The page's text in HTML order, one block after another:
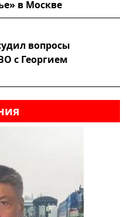
в Москве
вопросы
с Георгием